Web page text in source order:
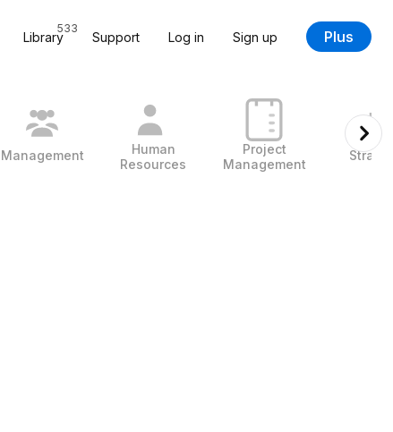
Library
533
Support Log in Sign up Plus
Management
Human
Resources
Project
Management